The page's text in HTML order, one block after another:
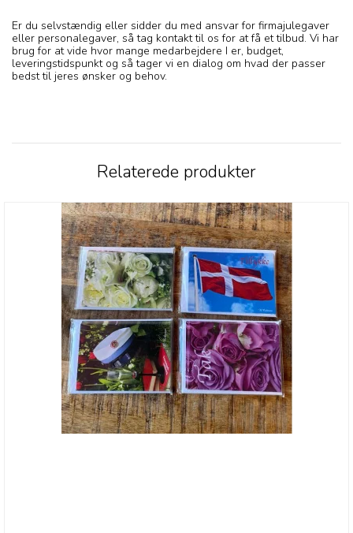
Er du selvstændig eller sidder du med ansvar for firmajulegaver
eller personalegaver, så tag kontakt til os for at få et tilbud. Vi har
brug for at vide hvor mange medarbejdere I er, budget,
leveringstidspunkt og så tager vi en dialog om hvad der passer
bedst til jeres ønsker og behov.
Relaterede produkter